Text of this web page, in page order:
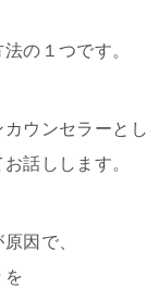
の１つです。
ウンセラーと
話しします。
因で、
を